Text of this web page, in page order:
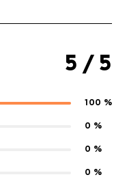
5 / 5
100 %
0 %
0 %
0 %